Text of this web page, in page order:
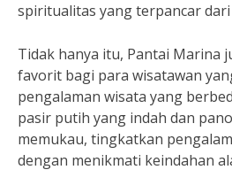
spiritualitas yang terpancar dari
Tidak hanya itu, Pantai Marina
favorit bagi para wisatawan
pengalaman wisata yang
pasir putih yang indah dan
memukau, tingkatkan
dengan menikmati keindahan